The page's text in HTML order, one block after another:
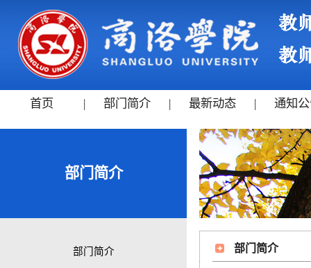
首页 | 部门简介 | 最新动态 | 通知
部门简介
部门简介 部门简介